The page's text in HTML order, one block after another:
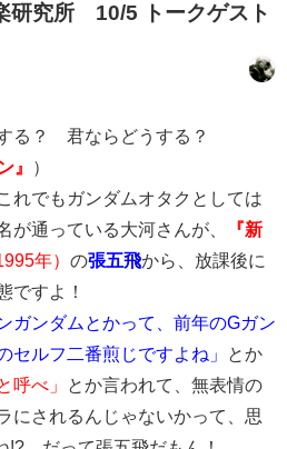
研究所 10/5 トークゲスト
る？ 君ならどうする？
』
）
でもガンダムオタクとしては
が通っている大河さんが、
『新
年） の張五飛から、放課後に
ですよ！
ガンダムとかって、前年のGガン
セルフ二番煎じですよね」
とか
呼べ」
とか言われて、無表情の
にされるんじゃないかって、思